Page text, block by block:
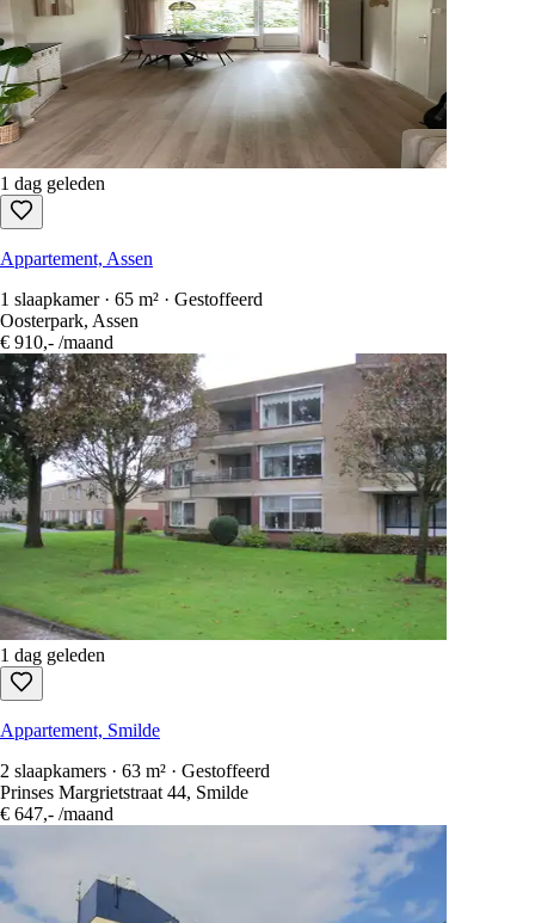
1 dag geleden
Appartement, Assen
1 slaapkamer · 65 m² · Gestoffeerd
Oosterpark, Assen
€ 910,- /maand
1 dag geleden
Appartement, Smilde
2 slaapkamers · 63 m² · Gestoffeerd
Prinses Margrietstraat 44, Smilde
€ 647,- /maand